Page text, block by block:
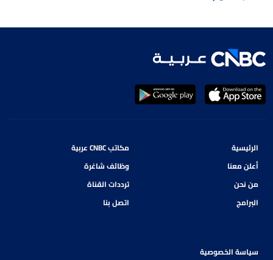
الرئيسية
أعلن معنا
من نحن
البرامج
مكاتب CNBC عربية
وظائف شاغرة
ترددات القناة
اتصل بنا
سياسة الخصوصية